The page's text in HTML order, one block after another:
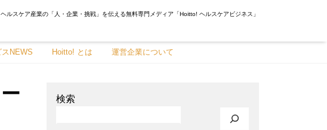
ヘルスケア産業の「人・企業・挑戦」を伝える無料専門メディア「Hoitto! ヘルスケアビジネス」
NEWS Hoitto! とは 運営企業について
検索